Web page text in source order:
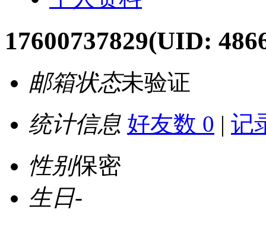
17600737829(UID:
邮箱状态未验证
统计信息 好友数 0 | 记
性别保密
生日-